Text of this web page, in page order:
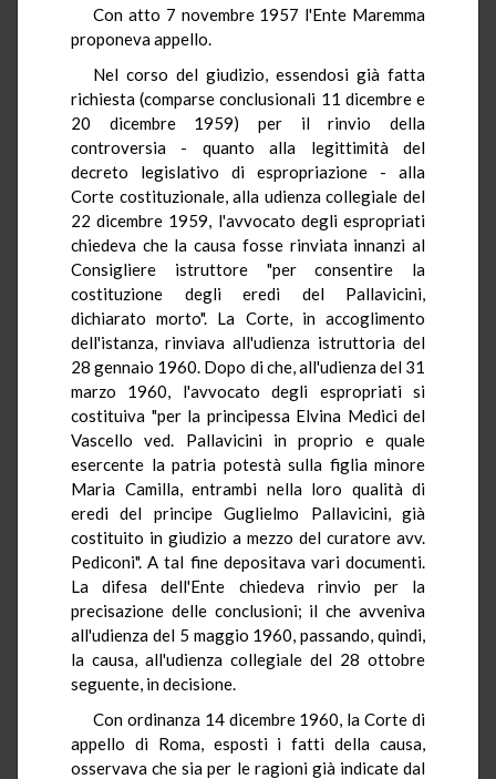
Con atto 7 novembre 1957 l'Ente Maremma
proponeva appello.
Nel corso del giudizio, essendosi già fatta
richiesta (comparse conclusionali 11 dicembre e
20 dicembre 1959) per il rinvio della
controversia - quanto alla legittimità del
decreto legislativo di espropriazione - alla
Corte costituzionale, alla udienza collegiale del
22 dicembre 1959, l'avvocato degli espropriati
chiedeva che la causa fosse rinviata innanzi al
Consigliere istruttore "per consentire la
costituzione degli eredi del Pallavicini,
dichiarato morto". La Corte, in accoglimento
dell'istanza, rinviava all'udienza istruttoria del
28 gennaio 1960. Dopo di che, all'udienza del 31
marzo 1960, l'avvocato degli espropriati si
costituiva "per la principessa Elvina Medici del
Vascello ved. Pallavicini in proprio e quale
esercente la patria potestà sulla figlia minore
Maria Camilla, entrambi nella loro qualità di
eredi del principe Guglielmo Pallavicini, già
costituito in giudizio a mezzo del curatore avv.
Pediconi". A tal fine depositava vari documenti.
La difesa dell'Ente chiedeva rinvio per la
precisazione delle conclusioni; il che avveniva
all'udienza del 5 maggio 1960, passando, quindi,
la causa, all'udienza collegiale del 28 ottobre
seguente, in decisione.
Con ordinanza 14 dicembre 1960, la Corte di
appello di Roma, esposti i fatti della causa,
osservava che sia per le ragioni già indicate dal